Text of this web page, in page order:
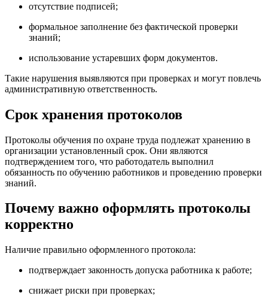
отсутствие подписей;
формальное заполнение без фактической проверки
знаний;
использование устаревших форм документов.
Такие нарушения выявляются при проверках и могут повлечь
административную ответственность.
Срок хранения протоколов
Протоколы обучения по охране труда подлежат хранению в
организации установленный срок. Они являются
подтверждением того, что работодатель выполнил
обязанность по обучению работников и проведению проверки
знаний.
Почему важно оформлять протоколы
корректно
Наличие правильно оформленного протокола:
подтверждает законность допуска работника к работе;
снижает риски при проверках;